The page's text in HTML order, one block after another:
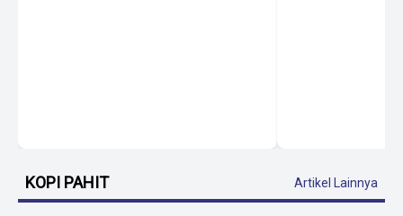
KOPI PAHIT Artikel Lainnya